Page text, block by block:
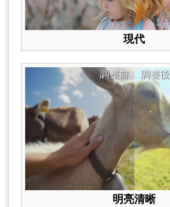
現代
調整後
調整前
明亮清晰